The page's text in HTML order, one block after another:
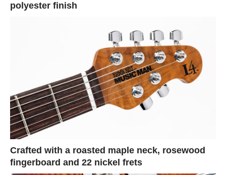
polyester finish
Crafted with a roasted maple neck, rosewood
fingerboard and 22 nickel frets